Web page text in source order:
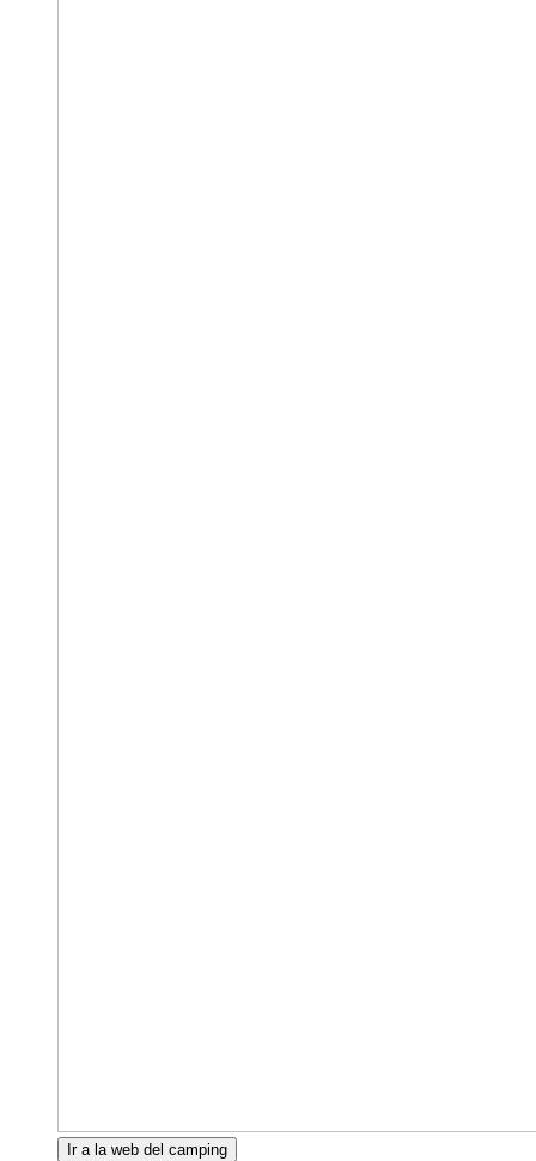
Ir a la web del camping